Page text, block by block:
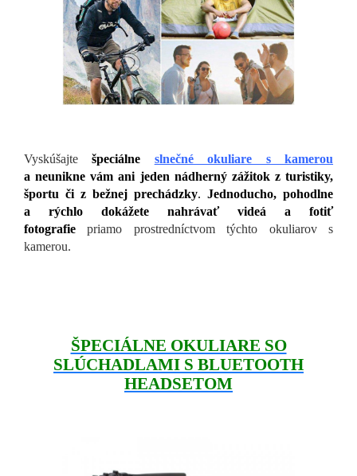
Vyskúšajtešpeciálne slnečné okuliare s kamerou
a neunikne vám ani jeden nádherný zážitok z turistiky,
športu či z bežnej prechádzky. Jednoducho, pohodlne
a rýchlo dokážete nahrávať videá a fotiť
fotografie priamo prostredníctvom týchto okuliarov s
kamerou.
ŠPECIÁLNE OKULIARE SO
SLÚCHADLAMI S BLUETOOTH
HEADSETOM